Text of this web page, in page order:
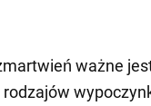
ważne